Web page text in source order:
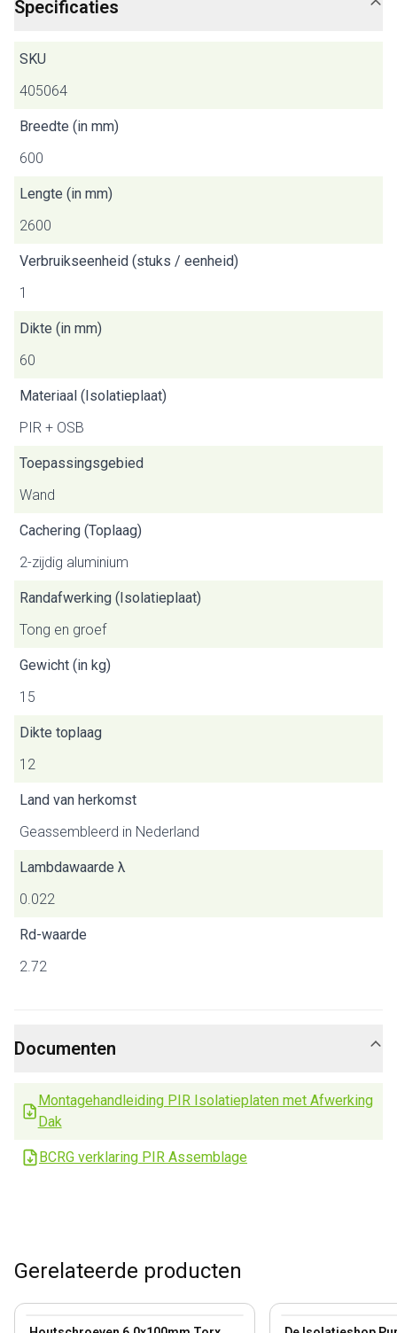
Specificaties
SKU
405064
Breedte (in mm)
600
Lengte (in mm)
2600
Verbruikseenheid (stuks / eenheid)
1
Dikte (in mm)
60
Materiaal (Isolatieplaat)
PIR + OSB
Toepassingsgebied
Wand
Cachering (Toplaag)
2-zijdig aluminium
Randafwerking (Isolatieplaat)
Tong en groef
Gewicht (in kg)
15
Dikte toplaag
12
Land van herkomst
Geassembleerd in Nederland
Lambdawaarde λ
0.022
Rd-waarde
2.72
Documenten
Montagehandleiding PIR Isolatieplaten met Afwerking
Dak
BCRG verklaring PIR Assemblage
Gerelateerde producten
View product View product